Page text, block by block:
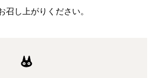
召し上がりください。